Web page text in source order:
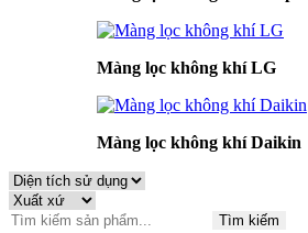
Màng lọc không khí LG
Màng lọc không khí Daikin
Tìm kiếm